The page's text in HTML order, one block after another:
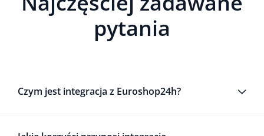
pytania
Czym jest integracja z Euroshop24h?